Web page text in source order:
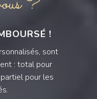
!
sont
: total pour
pour les